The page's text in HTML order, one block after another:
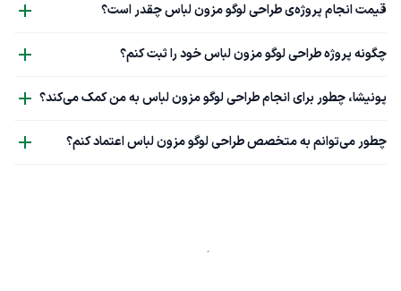
قیمت انجام پروژه‌ی طراحی لوگو مزون لباس چقدر است؟
چگونه پروژه طراحی لوگو مزون لباس خود را ثبت کنم؟
پونیشا، چطور برای انجام طراحی لوگو مزون لباس به من کمک می‌کند؟
چطور می‌توانم به متخصص طراحی لوگو مزون لباس اعتماد کنم؟